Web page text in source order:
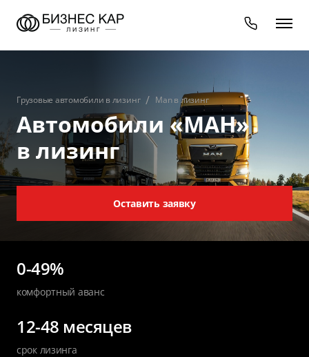
Грузовые автомобили в лизинг Man в лизинг
Автомобили «МАН»
в лизинг
Оставить заявку
0-49%
комфортный аванс
12-48 месяцев
срок лизинга